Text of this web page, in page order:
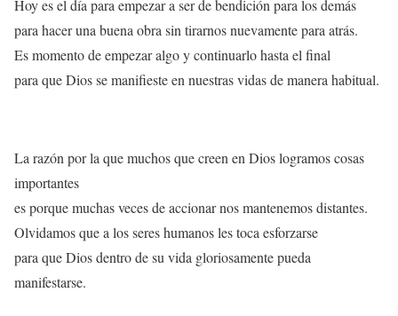
Hoy es el día para empezar a ser de bendición para los demás
para hacer una buena obra sin tirarnos nuevamente para atrás.
Es momento de empezar algo y continuarlo hasta el final
para que Dios se manifieste en nuestras vidas de manera habitual.
La razón por la que muchos que creen en Dios logramos cosas
importantes
es porque muchas veces de accionar nos mantenemos distantes.
Olvidamos que a los seres humanos les toca esforzarse
para que Dios dentro de su vida gloriosamente pueda
manifestarse.